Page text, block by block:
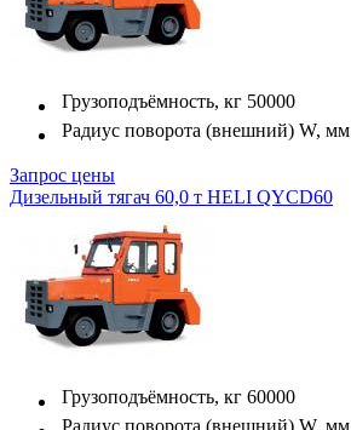
Грузоподъёмность, кг 50000
Радиус поворота (внешний) W, мм
Запрос цены
Дизельный тягач 60,0 т HELI QYCD60
Грузоподъёмность, кг 60000